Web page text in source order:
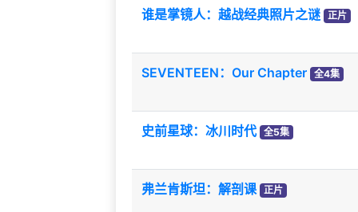
谁是掌镜人：越战经典照片之谜 正片
SEVENTEEN：Our Chapter 全4集
史前星球：冰川时代 全5集
弗兰肯斯坦：解剖课 正片